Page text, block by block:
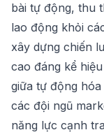
bài tự động, thu
lao động khỏi
xây dựng chiến
cao đáng kể
giữa tự động
các đội ngũ
năng lực cạnh